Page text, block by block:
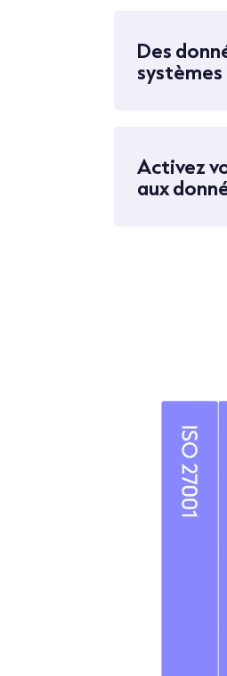
Des
systèmes
Activez
aux